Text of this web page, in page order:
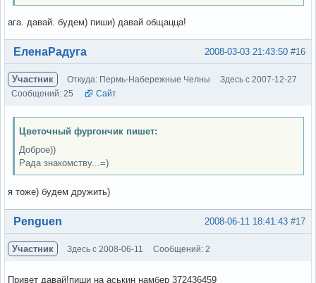
ага. давай. будем) пиши) давай общацца!
Вне форума #16
2008-03-03 21:43:50
ЕленаРадуга
Участник Откуда: Пермь-Набережные Челны
Здесь с 2007-12-27
Сообщений: 25
Сайт
Цветочный фургончик пишет:
Доброе))
Рада знакомству...=)
я тоже) будем дружить)
Вне форума #17
2008-06-11 18:41:43
Penguen
Участник Здесь с 2008-06-11 Сообщений: 2
Привет давай!пиши на аськин намбер 372436459